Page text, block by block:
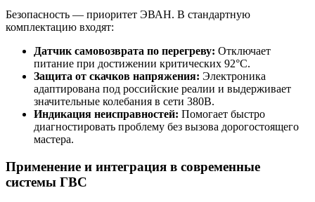
Безопасность — приоритет ЭВАН. В стандартную
комплектацию входят:
Датчик самовозврата по перегреву: Отключает
питание при достижении критических 92°C.
Защита от скачков напряжения: Электроника
адаптирована под российские реалии и выдерживает
значительные колебания в сети 380В.
Индикация неисправностей: Помогает быстро
диагностировать проблему без вызова дорогостоящего
мастера.
Применение и интеграция в современные
системы ГВС